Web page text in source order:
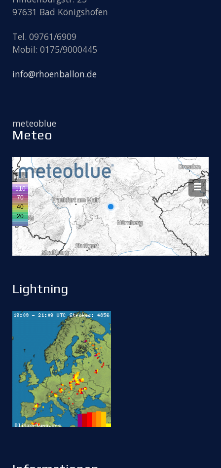
97631 Bad Königshofen
Tel. 09761/6909
Mobil: 0175/9000445
info@rhoenballon.de
meteoblue
Meteo
Lightning